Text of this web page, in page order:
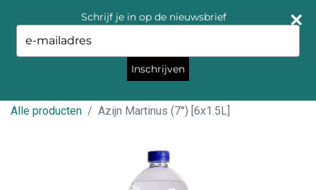
Alle producten Azijn Martinus (7°) [6x1.5L]
Schrijf je in op de nieuwsbrief
your
email
Inschrijven